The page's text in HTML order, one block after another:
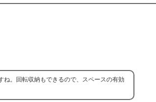
。回転収納もできるので、スペースの有効